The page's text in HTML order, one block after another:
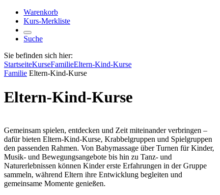
Warenkorb
Kurs-Merkliste
Suche
Sie befinden sich hier:
StartseiteKurseFamilieEltern-Kind-Kurse
Familie Eltern-Kind-Kurse
Eltern-Kind-Kurse
Gemeinsam spielen, entdecken und Zeit miteinander verbringen –
dafür bieten Eltern-Kind-Kurse, Krabbelgruppen und Spielgruppen
den passenden Rahmen. Von Babymassage über Turnen für Kinder,
Musik- und Bewegungsangebote bis hin zu Tanz- und
Naturerlebnissen können Kinder erste Erfahrungen in der Gruppe
sammeln, während Eltern ihre Entwicklung begleiten und
gemeinsame Momente genießen.